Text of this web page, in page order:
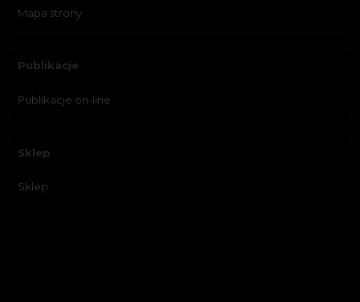
Mapa strony
Publikacje
Publikacje on-line
Sklep
Sklep